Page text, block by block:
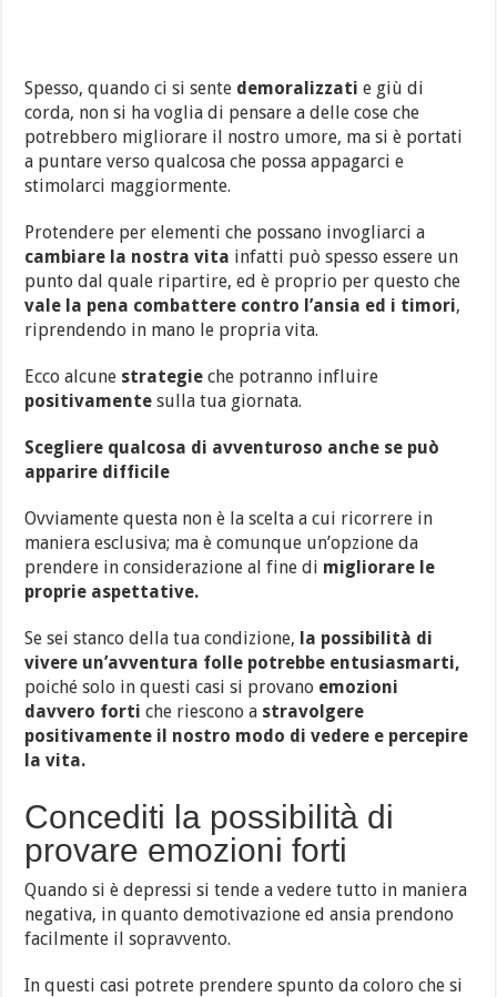
Spesso, quando ci si sente demoralizzati e giù di
corda, non si ha voglia di pensare a delle cose che
potrebbero migliorare il nostro umore, ma si è portati
a puntare verso qualcosa che possa appagarci e
stimolarci maggiormente.
Protendere per elementi che possano invogliarci a
cambiare la nostra vita infatti può spesso essere un
punto dal quale ripartire, ed è proprio per questo che
vale la pena combattere contro l’ansia ed i timori,
riprendendo in mano le propria vita.
Ecco alcune strategie che potranno influire
positivamente sulla tua giornata.
Scegliere qualcosa di avventuroso anche se può
apparire difficile
Ovviamente questa non è la scelta a cui ricorrere in
maniera esclusiva; ma è comunque un’opzione da
prendere in considerazione al fine di migliorare le
proprie aspettative.
Se sei stanco della tua condizione, la possibilità di
vivere un’avventura folle potrebbe entusiasmarti,
poiché solo in questi casi si provano emozioni
davvero forti che riescono a stravolgere
positivamente il nostro modo di vedere e percepire
la vita.
Concediti la possibilità di
provare emozioni forti
Quando si è depressi si tende a vedere tutto in maniera
negativa, in quanto demotivazione ed ansia prendono
facilmente il sopravvento.
In questi casi potrete prendere spunto da coloro che si